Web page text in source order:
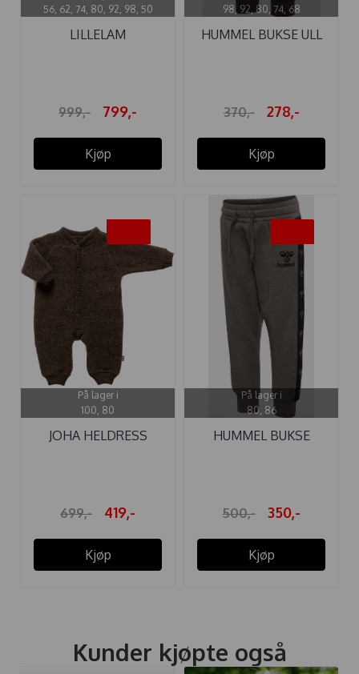
56, 62, 74, 80, 92, 98, 50
LILLELAM
999,- 799,-
Kjøp
98, 92, 80, 74, 68
HUMMEL BUKSE ULL
370,- 278,-
Kjøp
På lager i
100, 80
JOHA HELDRESS
699,- 419,-
Kjøp
På lager i
80, 86
HUMMEL BUKSE
500,- 350,-
Kjøp
Kunder kjøpte også